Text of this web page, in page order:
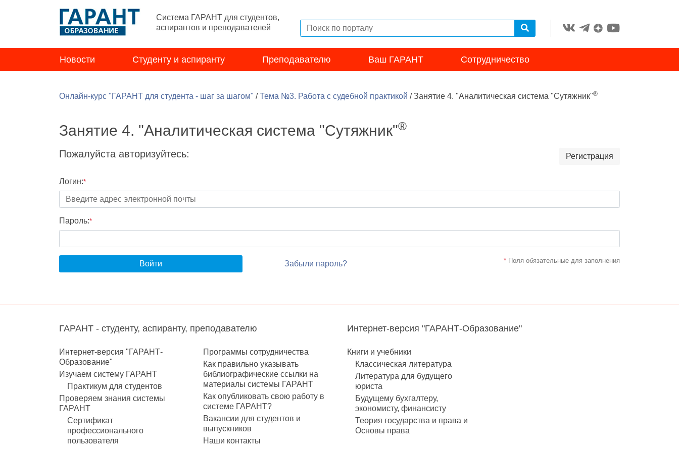
Система ГАРАНТ для студентов,
аспирантов и преподавателей
Новости Студенту и аспиранту Преподавателю Ваш ГАРАНТ Сотрудничество
Онлайн-курс "ГАРАНТ для студента - шаг за шагом" /Тема №3. Работа с судебной практикой /Занятие 4. "Аналитическая система "Сутяжник"®
Занятие 4. "Аналитическая система "Сутяжник"®
Пожалуйста авторизуйтесь: Регистрация
Логин:*
Пароль:*
Войти Забыли пароль? *Поля обязательные для заполнения
ГАРАНТ - студенту, аспиранту, преподавателю
Интернет-версия "ГАРАНТ-
Образование"
Изучаем систему ГАРАНТ
Практикум для студентов
Проверяем знания системы
ГАРАНТ
Сертификат
профессионального
пользователя
Программы сотрудничества
Как правильно указывать
библиографические ссылки на
материалы системы ГАРАНТ
Как опубликовать свою работу в
системе ГАРАНТ?
Вакансии для студентов и
выпускников
Наши контакты
Интернет-версия "ГАРАНТ-Образование"
Книги и учебники
Классическая литература
Литература для будущего
юриста
Будущему бухгалтеру,
экономисту, финансисту
Теория государства и права и
Основы права